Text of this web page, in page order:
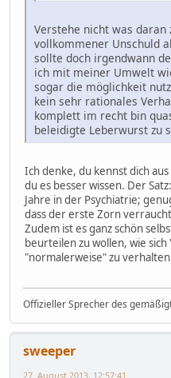
Verstehe nicht was
vollkommener Unschuld
sollte doch irgendwann
ich mit meiner Umwelt
sogar die möglichkeit
kein sehr rationales
komplett im recht bin
beleidigte Leberwurst zu
Ich denke, du kennst dich
du es besser wissen. Der
Jahre in der Psychiatrie;
dass der erste Zorn
Zudem ist es ganz schön
beurteilen zu wollen, wie
"normalerweise" zu
Offizieller Sprecher des
sweeper
27. August 2013, 12:57:41